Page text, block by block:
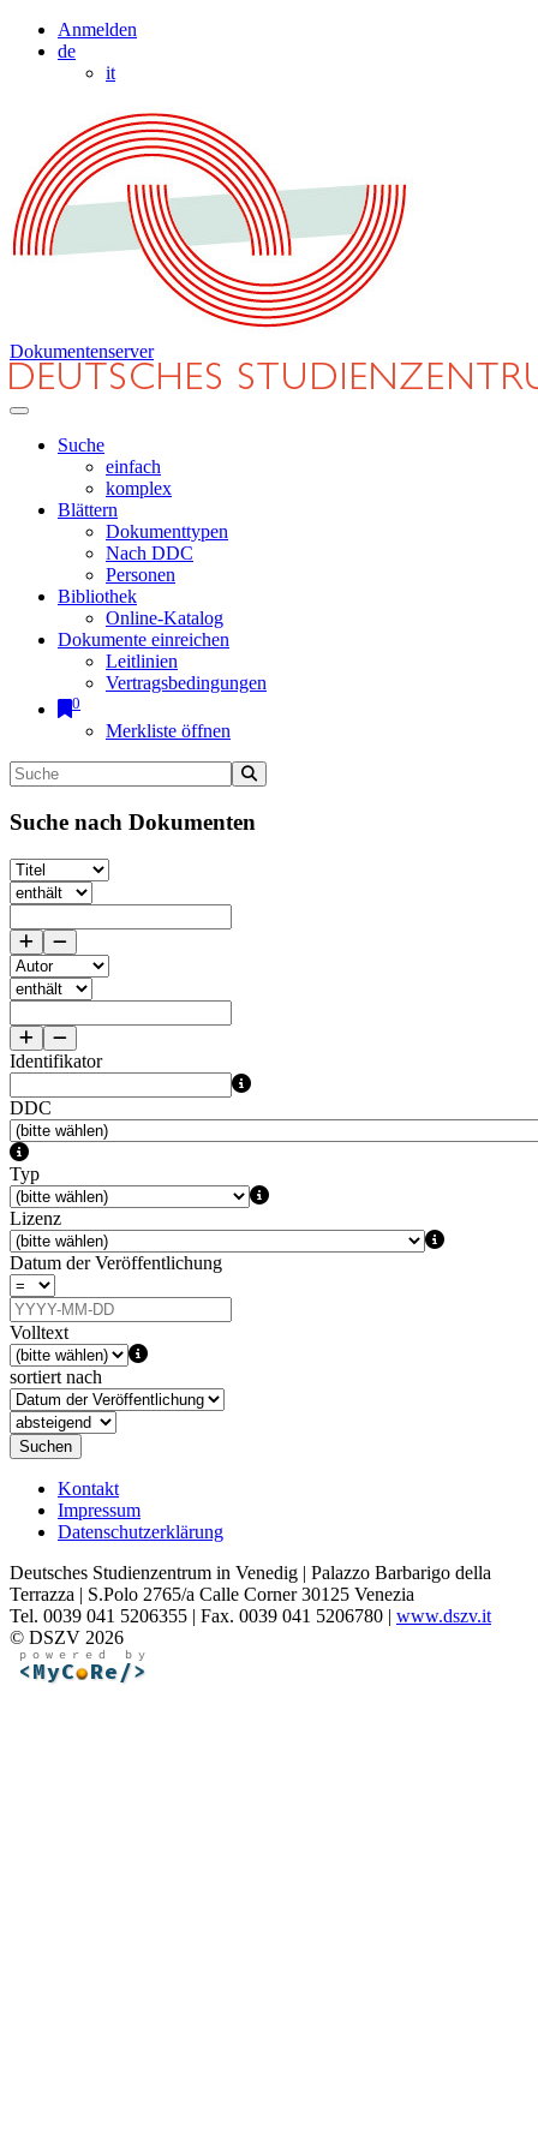
Anmelden
de
it
Dokumentenserver
Suche
einfach
komplex
Blättern
Dokumenttypen
Nach DDC
Personen
Bibliothek
Online-Katalog
Dokumente einreichen
Leitlinien
Vertragsbedingungen
0
Merkliste öffnen
Suche nach Dokumenten
Identifikator
DDC
Typ
Lizenz
Datum der Veröffentlichung
Volltext
sortiert nach
Suchen
Kontakt
Impressum
Datenschutzerklärung
Deutsches Studienzentrum in Venedig | Palazzo Barbarigo della
Terrazza | S.Polo 2765/a Calle Corner 30125 Venezia
Tel. 0039 041 5206355 | Fax. 0039 041 5206780 | www.dszv.it
© DSZV 2026